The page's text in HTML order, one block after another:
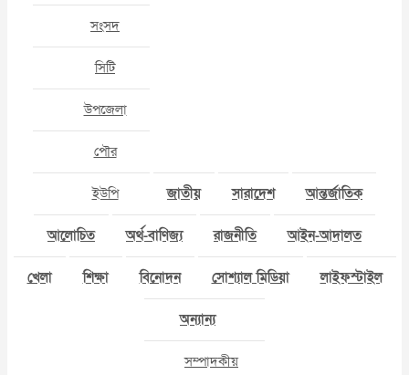
সংসদ
সিটি
উপজেলা
পৌর
ইউপি জাতীয় সারাদেশ আন্তর্জাতিক
আলোচিত অর্থ-বাণিজ্য রাজনীতি আইন-আদালত
খেলা শিক্ষা বিনোদন সোশ্যাল মিডিয়া লাইফস্টাইল
অন্যান্য
সম্পাদকীয়